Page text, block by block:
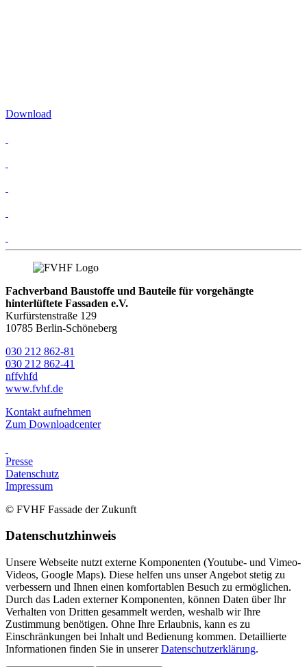
Download
Fachverband Baustoffe und Bauteile für vorgehängte
hinterlüftete Fassaden e.V.
Kurfürstenstraße 129
10785 Berlin-Schöneberg
030 212 862-81
030 212 862-41
nffvhfd
www.fvhf.de
Kontakt aufnehmen
Zum Downloadcenter
Presse
Datenschutz
Impressum
© FVHF Fassade der Zukunft
Datenschutzhinweis
Unsere Webseite nutzt externe Komponenten (Youtube- und Vimeo-
Videos, Google Maps). Diese helfen uns unser Angebot stetig zu
verbessern und Ihnen einen komfortablen Besuch zu ermöglichen.
Durch das Laden externer Komponenten, können Daten über Ihr
Verhalten von Dritten gesammelt werden, weshalb wir Ihre
Zustimmung benötigen. Ohne Ihre Erlaubnis, kann es zu
Einschränkungen bei Inhalt und Bedienung kommen. Detaillierte
Informationen finden Sie in unsererDatenschutzerklärung.